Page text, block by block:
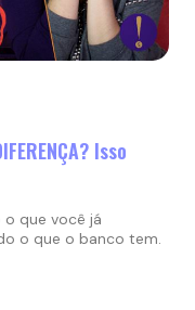
Isso
que você já
o que o banco tem.